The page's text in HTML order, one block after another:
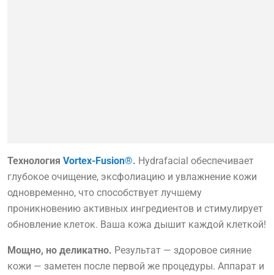
Технология Vortex-Fusion®. Hydrafacial обеспечивает
глубокое очищение, эксфолиацию и увлажнение кожи
одновременно, что способствует лучшему
проникновению активных ингредиентов и стимулирует
обновление клеток. Ваша кожа дышит каждой клеткой!
Мощно, но деликатно. Результат — здоровое сияние
кожи — заметен после первой же процедуры. Аппарат и